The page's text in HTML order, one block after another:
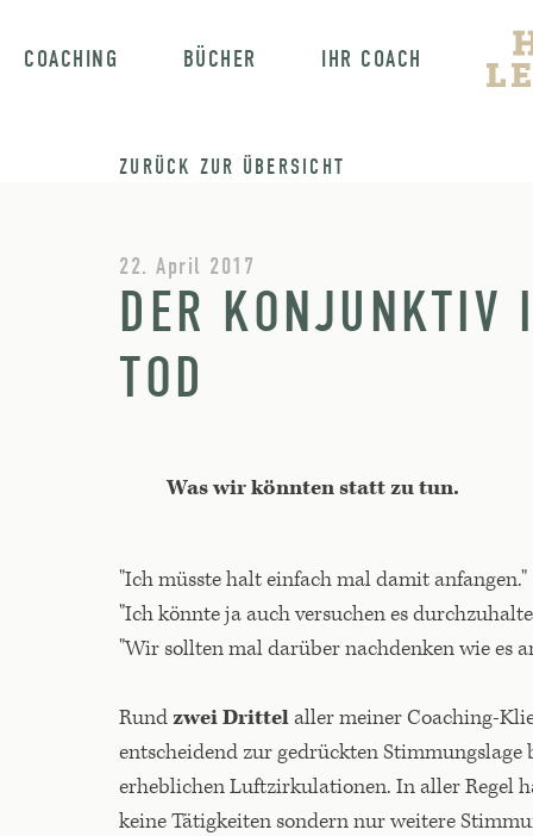
COACHING BÜCHER IHR COACH
ZURÜCK ZUR ÜBERSICHT
22. April 2017
DER
TOD
Was wir könnten statt zu tun.
"Ich müsste halt einfach mal damit anfangen."
"Ich könnte ja auch versuchen es
"Wir sollten mal darüber nachdenken wie es
Rundzwei Drittelaller meiner Coaching-
entscheidend zur gedrückten
erheblichen Luftzirkulationen. In aller Regel
keine Tätigkeiten sondern nur weitere